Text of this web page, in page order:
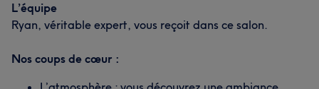
L’équipe
Ryan, véritable expert, vous reçoit dans ce salon.
Nos coups de cœur :